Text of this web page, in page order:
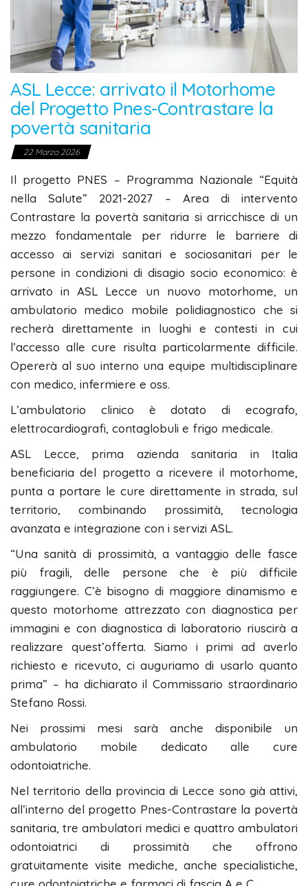
ASL Lecce: arrivato il Motorhome
del Progetto Pnes-Contrastare la
povertà sanitaria
22 Marzo 2026
Il progetto PNES – Programma Nazionale “Equità
nella Salute” 2021-2027 – Area di intervento
Contrastare la povertà sanitaria si arricchisce di un
mezzo fondamentale per ridurre le barriere di
accesso ai servizi sanitari e sociosanitari per le
persone in condizioni di disagio socio economico: è
arrivato in ASL Lecce un nuovo motorhome, un
ambulatorio medico mobile polidiagnostico che si
recherà direttamente in luoghi e contesti in cui
l’accesso alle cure risulta particolarmente difficile.
Opererà al suo interno una equipe multidisciplinare
con medico, infermiere e oss.
L’ambulatorio clinico è dotato di ecografo,
elettrocardiografi, contaglobuli e frigo medicale.
ASL Lecce, prima azienda sanitaria in Italia
beneficiaria del progetto a ricevere il motorhome,
punta a portare le cure direttamente in strada, sul
territorio, combinando prossimità, tecnologia
avanzata e integrazione con i servizi ASL.
“Una sanità di prossimità, a vantaggio delle fasce
più fragili, delle persone che è più difficile
raggiungere. C’è bisogno di maggiore dinamismo e
questo motorhome attrezzato con diagnostica per
immagini e con diagnostica di laboratorio riuscirà a
realizzare quest’offerta. Siamo i primi ad averlo
richiesto e ricevuto, ci auguriamo di usarlo quanto
prima” – ha dichiarato il Commissario straordinario
Stefano Rossi.
Nei prossimi mesi sarà anche disponibile un
ambulatorio mobile dedicato alle cure
odontoiatriche.
Nel territorio della provincia di Lecce sono già attivi,
all’interno del progetto Pnes-Contrastare la povertà
sanitaria, tre ambulatori medici e quattro ambulatori
odontoiatrici di prossimità che offrono
gratuitamente visite mediche, anche specialistiche,